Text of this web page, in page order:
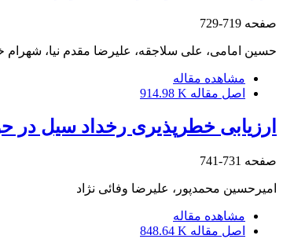
صفحه 719-729
حسین امامی، علی سلاجقه، علیرضا مقدم نیا، شهرام
مشاهده مقاله
اصل مقاله 914.98 K
ارزیابی خطرپذیری رخداد سیل در
صفحه 731-741
امیرحسین محمدپور، علیرضا وفائی نژاد
مشاهده مقاله
اصل مقاله 848.64 K